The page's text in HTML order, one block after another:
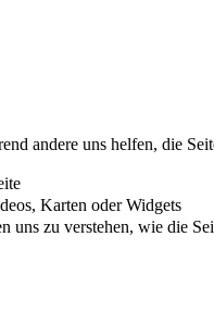
andere uns helfen, die
Karten oder Widgets
zu verstehen, wie die